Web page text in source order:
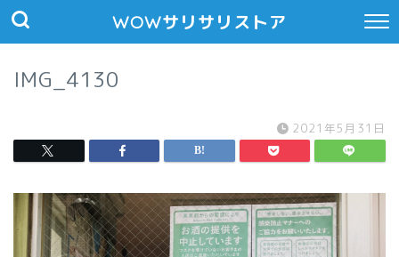
WOWサリサリストア
IMG_4130
2021年5月31日